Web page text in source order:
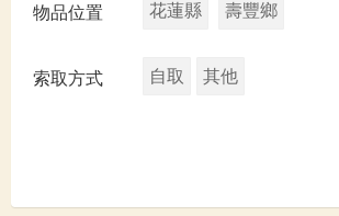
物品位置 花蓮縣 壽豐鄉
索取方式 自取 其他